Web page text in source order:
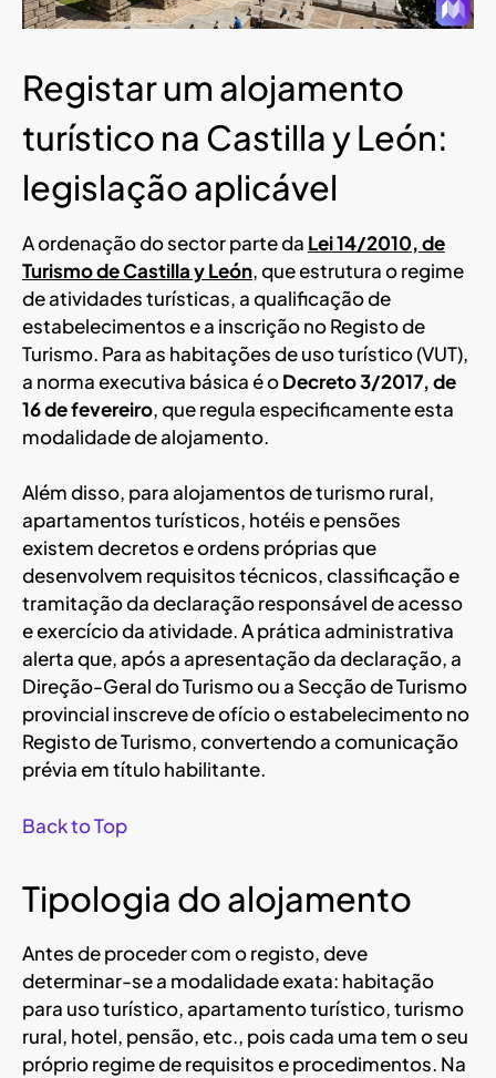
Registar um alojamento
turístico na Castilla y León:
legislação aplicável
A ordenação do sector parte da Lei 14/2010, de
Turismo de Castilla y León, que estrutura o regime
de atividades turísticas, a qualificação de
estabelecimentos e a inscrição no Registo de
Turismo. Para as habitações de uso turístico (VUT),
a norma executiva básica é oDecreto 3/2017, de
16 de fevereiro, que regula especificamente esta
modalidade de alojamento.
Além disso, para alojamentos de turismo rural,
apartamentos turísticos, hotéis e pensões
existem decretos e ordens próprias que
desenvolvem requisitos técnicos, classificação e
tramitação da declaração responsável de acesso
e exercício da atividade. A prática administrativa
alerta que, após a apresentação da declaração, a
Direção-Geral do Turismo ou a Secção de Turismo
provincial inscreve de ofício o estabelecimento no
Registo de Turismo, convertendo a comunicação
prévia em título habilitante.
Back to Top
Tipologia do alojamento
Antes de proceder com o registo, deve
determinar-se a modalidade exata: habitação
para uso turístico, apartamento turístico, turismo
rural, hotel, pensão, etc., pois cada uma tem o seu
próprio regime de requisitos e procedimentos. Na